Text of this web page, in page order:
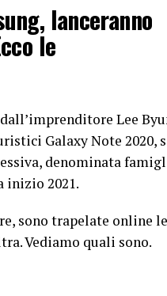
lanceranno
le
Lee
Galaxy Note 2020,
denominata
inizio 2021.
sono trapelate online le
Vediamo quali sono.